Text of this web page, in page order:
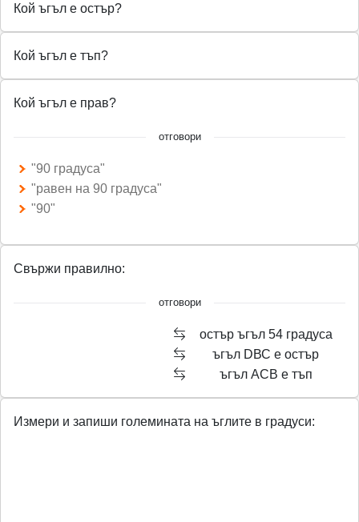
Кой ъгъл е остър?
Кой ъгъл е тъп?
Кой ъгъл е прав?
отговори
"90 градуса"
"равен на 90 градуса"
"90"
Свържи правилно:
отговори
остър ъгъл 54 градуса
ъгъл DВС е остър
ъгъл АСВ е тъп
Измери и запиши големината на ъглите в градуси: